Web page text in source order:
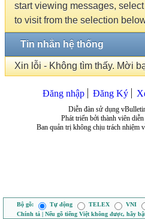
start viewing messages,
to visit from the selection
Tin nhắn hệ thống
Xin lỗi - Không tìm thấy. Mời
Đăng nhập Đăng Ký
Diễn đàn sử dụng
Phát triển bởi thành viên
Ban quản trị không chịu trách nhiệm
Bộ gõ: Tự động TELEX VNI
Chính tả | Nếu gõ tiếng Việt không được, hãy